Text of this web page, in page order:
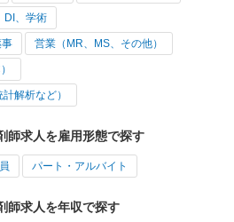
DI、学術
営業（MR、MS、その他）
解析など）
師求人を雇用形態で探す
パート・アルバイト
師求人を年収で探す